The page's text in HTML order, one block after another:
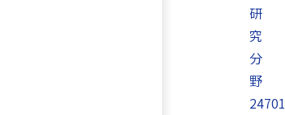
研
究
分
野
24701